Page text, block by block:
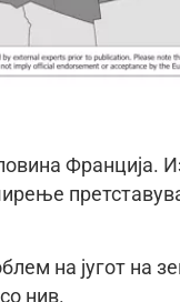
Франција.
претставува
на југот на
нив.